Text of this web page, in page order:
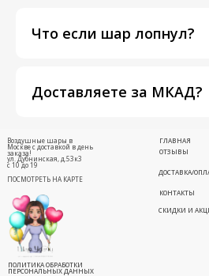
Что если шар лопнул?
Доставляете за МКАД?
ул. Дубнинская, д.53к3
с 10 до 19
ПОСМОТРЕТЬ НА КАРТЕ
ОТЗЫВЫ
ГЛАВНАЯ
ДОСТАВКА/
СКИДКИ И
КОНТАКТЫ
Воздушные шары в
Москве с доставкой в день
заказа!
ПОЛИТИКА ОБРАБОТКИ
ПЕРСОНАЛЬНЫХ ДАННЫХ